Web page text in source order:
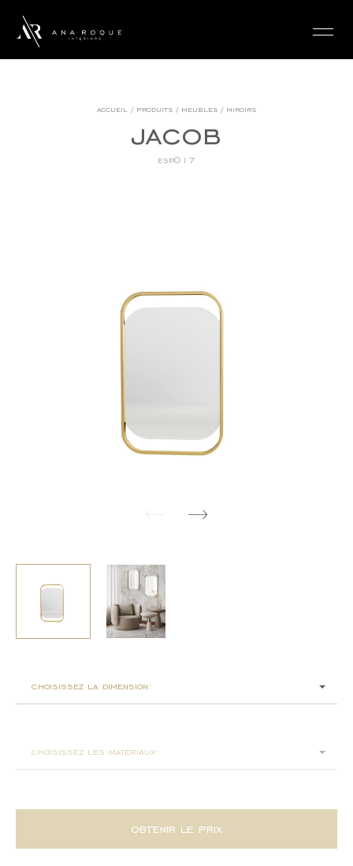
accueil / produits / meubles / miroirs
jacob
esp017
choisissez la dimension:
choisissez les matériaux:
obtenir le prix